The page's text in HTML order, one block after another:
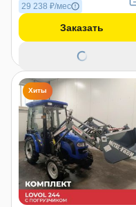
29 238 ₽/мес
Заказать
Хиты